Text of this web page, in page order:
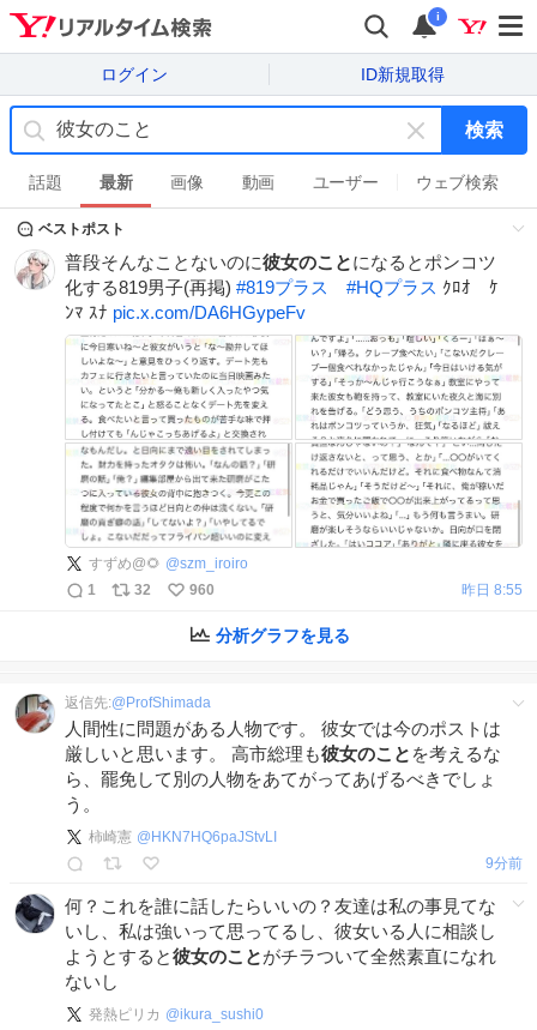
i
ログイン ID新規取得
キ
ー
ワ
ド
を
す
検索
話題 最新 画像 動画 ユーザー ウェブ検索
ベストポスト
普段そんなことないのに彼女のことになるとポンコツ
化する819男子(再掲) #819プラス #HQプラス ｸﾛｵ ｹ
ﾝﾏ ｽﾅ pic.x.com/DA6HGypeFv
すずめ@🌻 @szm_iroiro
1
32 960 昨日 8:55
分析グラフを見る
返信先:@ ProfShimada
人間性に問題がある人物です。 彼女では今のポストは
厳しいと思います。 高市総理も彼女のこと を考えるな
ら、罷免して別の人物をあてがってあげるべきでしょ
う。
柿崎憲 @ HKN7HQ6paJStvLI
9分前
何？これを誰に話したらいいの？友達は私の事見てな
いし、私は強いって思ってるし、彼女いる人に相談し
ようとすると彼女のことがチラついて全然素直になれ
ないし
発熱ピリカ @ikura_sushi0